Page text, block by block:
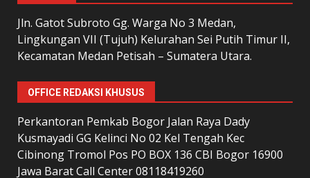
Jln. Gatot Subroto Gg. Warga No 3 Medan,
Lingkungan VII (Tujuh) Kelurahan Sei Putih Timur II,
Kecamatan Medan Petisah – Sumatera Utara.
OFFICE REDAKSI KHUSUS
Perkantoran Pemkab Bogor Jalan Raya Dady
Kusmayadi GG Kelinci No 02 Kel Tengah Kec
Cibinong Tromol Pos PO BOX 136 CBI Bogor 16900
Jawa Barat Call Center 08118419260